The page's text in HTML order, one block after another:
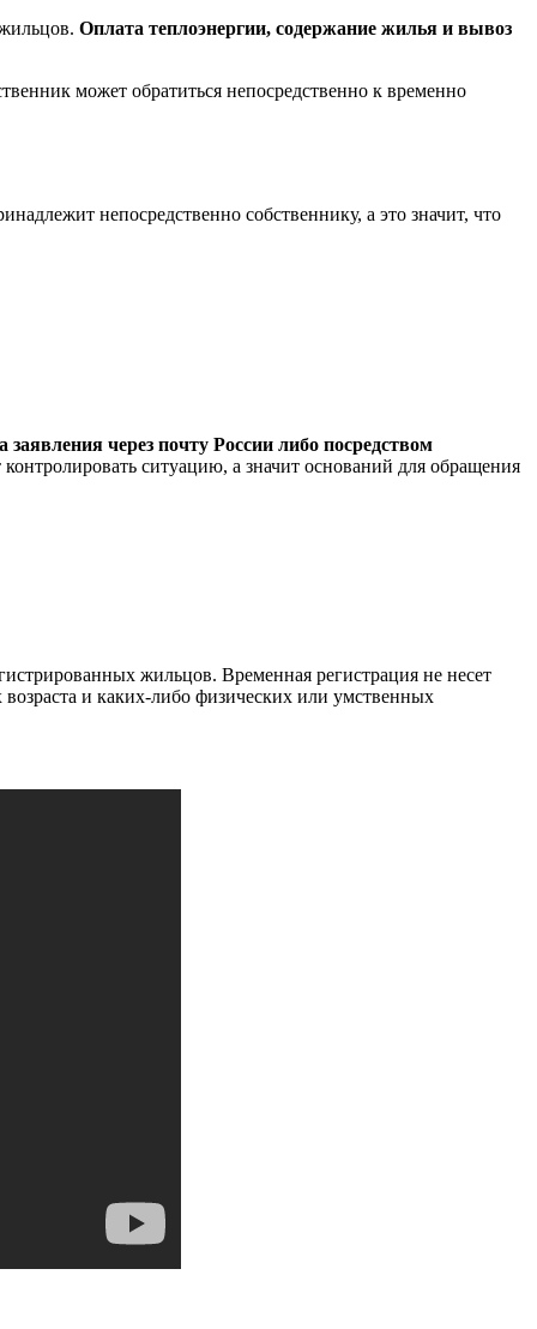
Оплата теплоэнергии, содержание жилья и вывоз
может обратиться непосредственно к временно
непосредственно собственнику, а это значит, что
через почту России либо посредством
ситуацию, а значит оснований для обращения
жильцов. Временная регистрация не несет
и каких-либо физических или умственных